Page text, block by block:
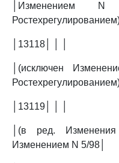
│Изменением
Ростехрегулированием)
│13118│ │ │
│(исключен
│13119│ │ │
│(в ред.
Изменением N 5/98│